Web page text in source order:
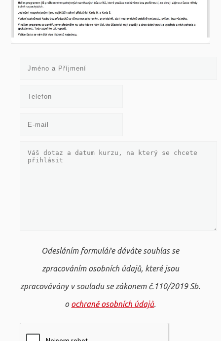
Odesláním formuláře dáváte souhlas se
zpracováním osobních údajů, které jsou
zpracovávány v souladu se zákonem č.110/2019 Sb.
o ochraně osobních údajů.